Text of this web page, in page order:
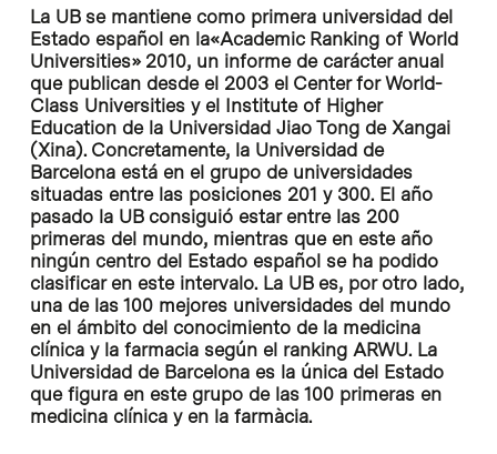
La UB se mantiene como primera universidad del
Estado español en la«Academic Ranking of World
Universities»2010, un informe de carácter anual
que publican desde el 2003 el Center for World-
Class Universitiesy el Institute of Higher
Educationde la Universidad Jiao Tong de Xangai
(Xina). Concretamente, la Universidad de
Barcelona está en el grupo de universidades
situadas entre las posiciones 201 y 300. El año
pasado la UB consiguió estar entre las 200
primeras del mundo, mientras que en este año
ningún centro del Estado español se ha podido
clasificar en este intervalo. La UB es, por otro lado,
una de las 100 mejores universidades del mundo
en el ámbito del conocimiento de la medicina
clínica y la farmacia según el ranking ARWU. La
Universidad de Barcelona es la única del Estado
que figura en este grupo de las 100 primeras en
medicina clínica y en la farmàcia.